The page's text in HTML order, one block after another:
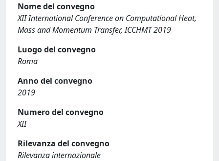
Nome del convegno
XII International Conference on Computational Heat,
Mass and Momentum Transfer, ICCHMT 2019
Luogo del convegno
Roma
Anno del convegno
2019
Numero del convegno
XII
Rilevanza del convegno
Rilevanza internazionale